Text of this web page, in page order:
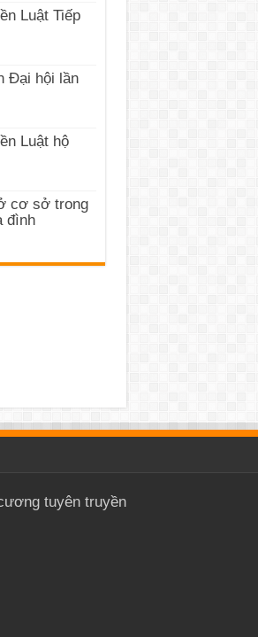
Luật Tiếp
Đại hội lần
Luật hộ
cơ sở trong
đình
tuyên truyền